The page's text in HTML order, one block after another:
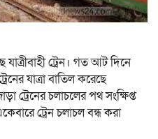
ট্রেন। গত আট দিনে
যাত্রা বাতিল করেছে
ট্রেনের চলাচলের পথ সংক্ষিপ্ত
ট্রেন চলাচল বন্ধ করা